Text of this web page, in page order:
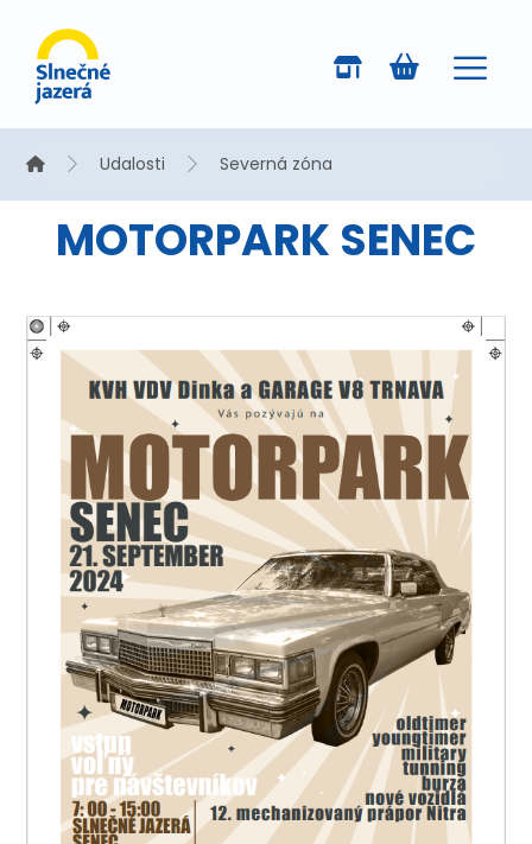
Udalosti Severná zóna
MOTORPARK SENEC